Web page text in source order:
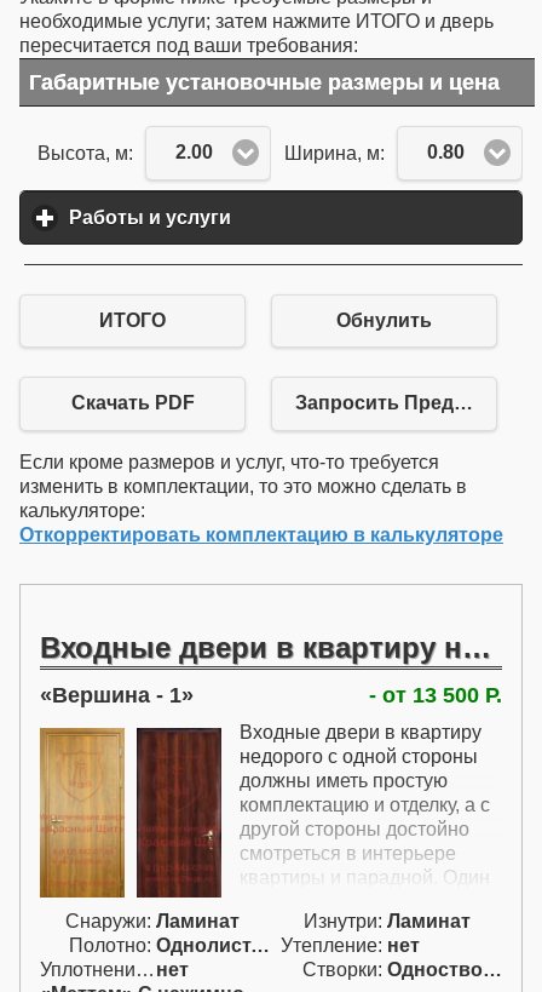
необходимые услуги; затем нажмите ИТОГО и дверь
пересчитается под ваши требования:
Габаритные установочные размеры и цена
Высота, м: 2.00 Ширина, м: 0.80
Работы и услуги
ИТОГО Обнулить
Скачать PDF Запросить
Если кроме размеров и услуг, что-то требуется
изменить в комплектации, то это можно сделать в
калькуляторе:
Откорректировать комплектацию в калькуляторе
Входные двери в квартиру недорого
Вершина - 1 - от 13 500 Р.
Входные двери в квартиру
недорого с одной стороны
должны иметь простую
комплектацию и отделку, а с
другой стороны достойно
смотреться в интерьере
квартиры и парадной. Один
железную дверь в квартиру
недорого этой модели.
Входные металлические
Снаружи: Ламинат Изнутри: Ламинат
Полотно:
Однолист. проф. Утепление: нет
Уплотнение: нет Створки:
Одностворчатая (А)